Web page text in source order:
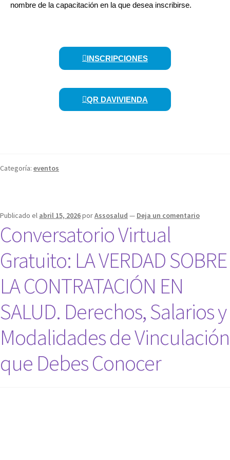
nombre de la capacitación en la que desea inscribirse.
INSCRIPCIONES
QR DAVIVIENDA
Categoría: eventos
Publicado el abril 15, 2026porAssosalud — Deja un comentario
Conversatorio Virtual
Gratuito: LA VERDAD SOBRE
LA CONTRATACIÓN EN
SALUD. Derechos, Salarios y
Modalidades de Vinculación
que Debes Conocer